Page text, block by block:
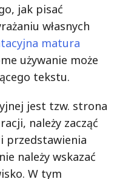
jak pisać
własnych
matura
używanie może
tekstu.
jest tzw. strona
należy zacząć
przedstawienia
należy wskazać
W tym